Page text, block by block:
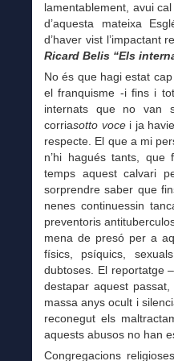
lamentablement, avui
d’aquesta mateixa
d’haver vist l’impactant
Ricard Belis “Els
No és que hagi estat
el franquisme -i fins i
internats que no van
corriasotto vocei ja
respecte. El que a mi
n’hi hagués tants,
temps aquest calvari
sorprendre saber que
nenes continuessin
preventoris
mena de presó per a
físics, psíquics,
dubtoses. El reportatge
destapar aquest
massa anys ocult i
reconegut els
aquests abusos no han
Congregacions